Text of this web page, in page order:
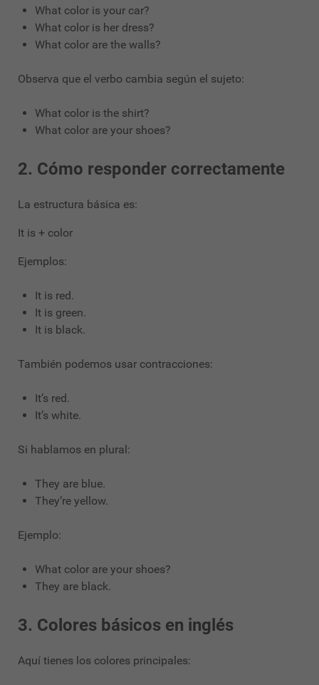
What color is your car?
What color is her dress?
What color are the walls?
Observa que el verbo cambia según el sujeto:
What color is the shirt?
What color are your shoes?
2. Cómo responder correctamente
La estructura básica es:
It is + color
Ejemplos:
It is red.
It is green.
It is black.
También podemos usar contracciones:
It’s red.
It’s white.
Si hablamos en plural:
They are blue.
They’re yellow.
Ejemplo:
What color are your shoes?
They are black.
3. Colores básicos en inglés
Aquí tienes los colores principales: